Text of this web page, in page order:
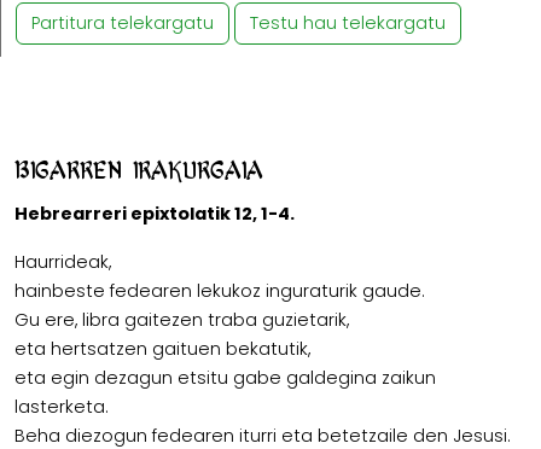
Partitura telekargatu Testu hau telekargatu
Bigarren irakurgaia
Hebrearreri epixtolatik 12, 1-4.
Haurrideak,
hainbeste fedearen lekukoz inguraturik gaude.
Gu ere, libra gaitezen traba guzietarik,
eta hertsatzen gaituen bekatutik,
eta egin dezagun etsitu gabe galdegina zaikun
lasterketa.
Beha diezogun fedearen iturri eta betetzaile den Jesusi.